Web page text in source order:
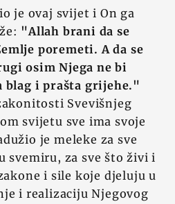
je ovaj svijet i On ga
"Allah brani da se
poremeti. A da se
osim Njega ne bi
blag i prašta grijehe."
Svevišnjeg
svijetu sve ima svoje
je meleke za sve
svemiru, za sve što živi i
i sile koje djeluju u
i realizaciju Njegovog